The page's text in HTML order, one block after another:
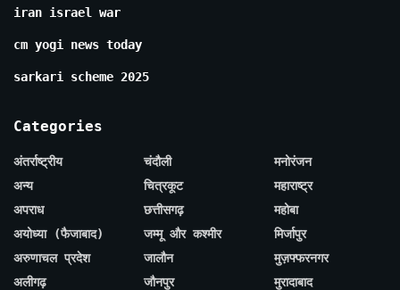
iran israel war
cm yogi news today
sarkari scheme 2025
Categories
अंतर्राष्ट्रीय
अन्य
अपराध
अयोध्या (फैजाबाद)
अरुणाचल प्रदेश
अलीगढ़
चंदौली
चित्रकूट
छत्तीसगढ़
जम्मू और कश्मीर
जालौन
जौनपुर
मनोरंजन
महाराष्ट्र
महोबा
मिर्जापुर
मुज़फ्फरनगर
मुरादाबाद